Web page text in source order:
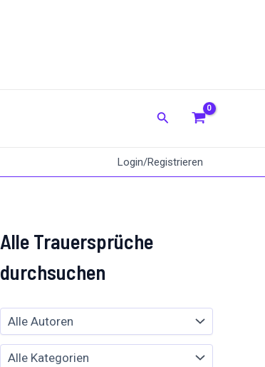
Suche
Login/Registrieren
Alle Trauersprüche
durchsuchen